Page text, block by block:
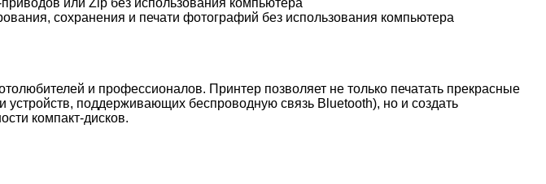
или Zip без использования компьютера
сохранения и печати фотографий без использования компьютера
и профессионалов. Принтер позволяет не только печатать прекрасные
поддерживающих беспроводную связь Bluetooth), но и создать
компакт-дисков.